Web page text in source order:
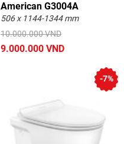
American G3004A
506 x 1144-1344 mm
10.000.000 VND
9.000.000 VND
-7%